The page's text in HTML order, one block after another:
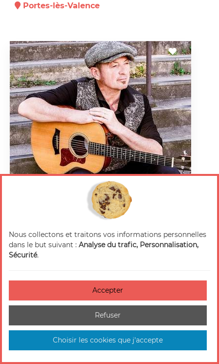
Portes-lès-Valence
- COMPLET - Concert : Yves Jamait
Valence
Nous collectons et traitons vos informations personnelles
dans le but suivant : Analyse du trafic, Personnalisation,
Sécurité.
Accepter
Refuser
Choisir les cookies que j'accepte